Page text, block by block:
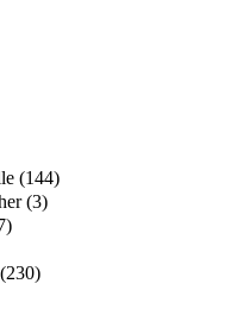
(144)
(3)